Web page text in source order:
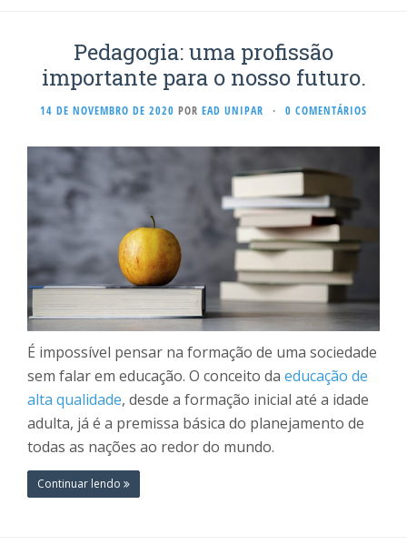
Pedagogia: uma profissão
importante para o nosso futuro.
14 DE NOVEMBRO DE 2020 POR EAD UNIPAR · 0 COMENTÁRIOS
É impossível pensar na formação de uma sociedade
sem falar em educação. O conceito da educação de
alta qualidade, desde a formação inicial até a idade
adulta, já é a premissa básica do planejamento de
todas as nações ao redor do mundo.
Continuar lendo